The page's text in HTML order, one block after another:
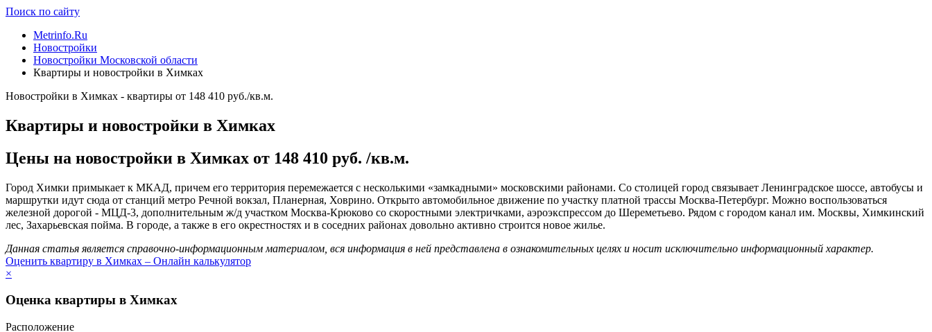
Поиск по сайту
Metrinfo.Ru
Новостройки
Новостройки Московской области
Квартиры и новостройки в Химках
Новостройки в Химках - квартиры от 148 410 руб./кв.м.
Квартиры и новостройки в Химках
Цены на новостройки в Химках от 148 410 руб. /кв.м.
Город Химки примыкает к МКАД, причем его территория перемежается с несколькими «замкадными» московскими районами. Со столицей город связывает Ленинградское шоссе, автобусы и
маршрутки идут сюда от станций метро Речной вокзал, Планерная, Ховрино. Открыто автомобильное движение по участку платной трассы Москва-Петербург. Можно воспользоваться
железной дорогой - МЦД-3, дополнительным ж/д участком Москва-Крюково со скоростными электричками, аэроэкспрессом до Шереметьево. Рядом с городом канал им. Москвы, Химкинский
лес, Захарьевская пойма. В городе, а также в его окрестностях и в соседних районах довольно активно строится новое жилье.
Данная статья является справочно-информационным материалом, вся информация в ней представлена в ознакомительных целях и носит исключительно информационный характер.
Оценить квартиру в Химках – Онлайн калькулятор
×
Оценка квартиры в Химках
Расположение